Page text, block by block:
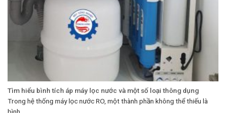
Tìm hiểu bình tích áp máy lọc nước và một số loại thông dụng
Trong hệ thống máy lọc nước RO, một thành phần không thể thiếu là